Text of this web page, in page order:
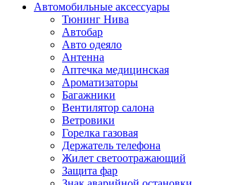
Автомобильные аксессуары
Тюнинг Нива
Автобар
Авто одеяло
Антенна
Аптечка медицинская
Ароматизаторы
Багажники
Вентилятор салона
Ветровики
Горелка газовая
Держатель телефона
Жилет светоотражающий
Защита фар